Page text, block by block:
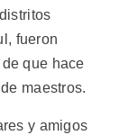
fueron
que hace
maestros.
y amigos